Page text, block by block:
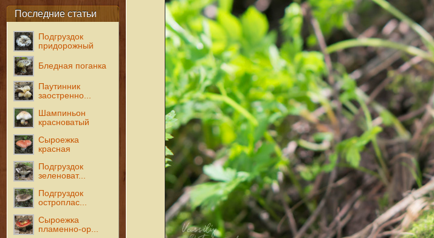
Последние статьи
Подгруздок
придорожный
Бледная поганка
Паутинник
заостренно...
Шампиньон
красноватый
Сыроежка
красная
Подгруздок
зеленоват...
Подгруздок
остроплас...
Сыроежка
пламенно-ор...